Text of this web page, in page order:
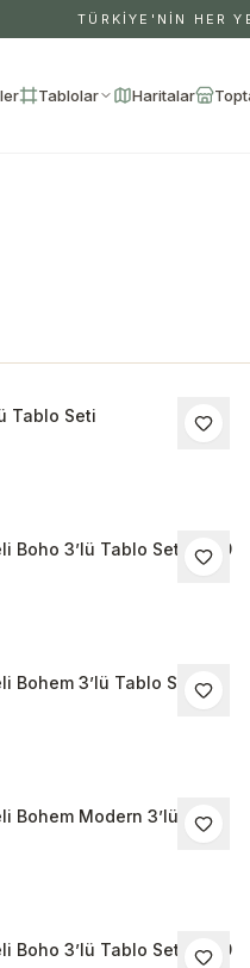
TÜRKİYE'NİN HER
Tablolar Haritalar
Tablo Seti
Boho 3’lü Tablo Seti 3029
Bohem 3’lü Tablo Seti
Bohem Modern 3’lü Tablo
Boho 3’lü Tablo Seti 3069